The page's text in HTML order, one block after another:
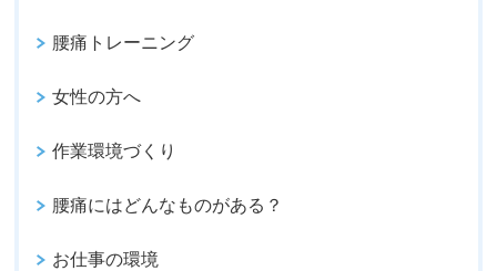
腰痛トレーニング
女性の方へ
作業環境づくり
腰痛にはどんなものがある？
お仕事の環境